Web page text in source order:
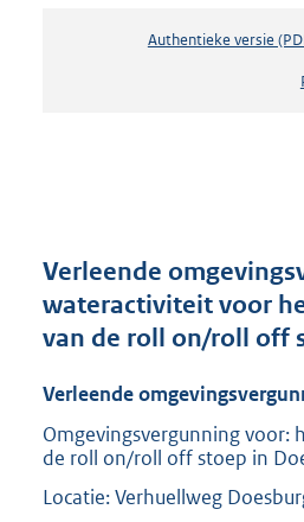
Authentieke versie
Verleende
wateractiviteit voor
van de roll on/roll off
Verleende
Omgevingsvergunning voor:
de roll on/roll off stoep in
Locatie: Verhuellweg